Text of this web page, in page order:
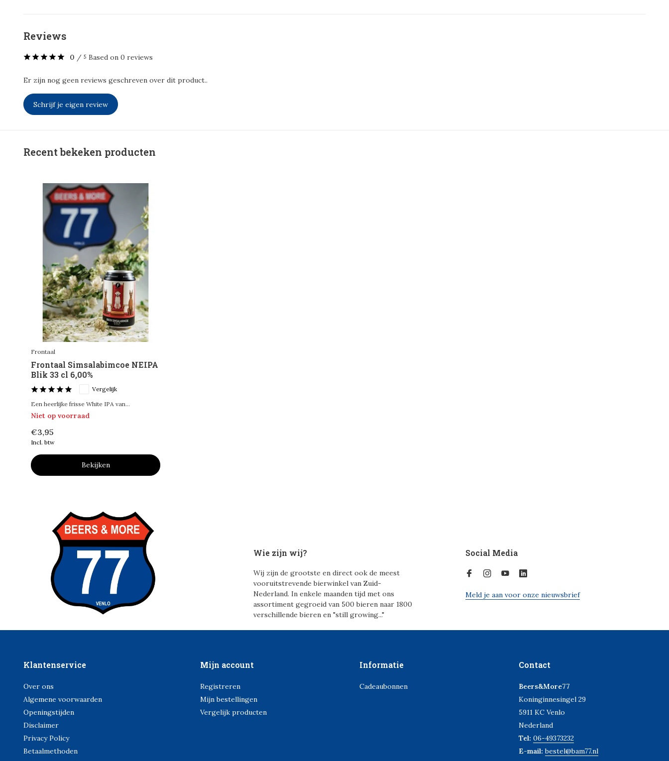
Reviews
0 / 5 Based on 0 reviews
Er zijn nog geen reviews geschreven over dit product..
Schrijf je eigen review
Recent bekeken producten
Frontaal
Frontaal Simsalabimcoe NEIPA
Blik 33 cl 6,00%
Vergelijk
Een heerlijke frisse White IPA van...
Niet op voorraad
€3,95
Incl. btw
Bekijken
Wie zijn wij?
Wij zijn de grootste en direct ook de meest
vooruitstrevende bierwinkel van Zuid-
Nederland. In enkele maanden tijd met ons
assortiment gegroeid van 500 bieren naar 1800
verschillende bieren en "still growing..."
Social Media
Meld je aan voor onze nieuwsbrief
Klantenservice
Over ons
Algemene voorwaarden
Openingstijden
Disclaimer
Privacy Policy
Betaalmethoden
Mijn account
Registreren
Mijn bestellingen
Vergelijk producten
Informatie
Cadeaubonnen
Contact
Beers&More77
Koninginnesingel 29
5911 KC Venlo
Nederland
Tel: 06-49373232
E-mail:bestel@bam77.nl